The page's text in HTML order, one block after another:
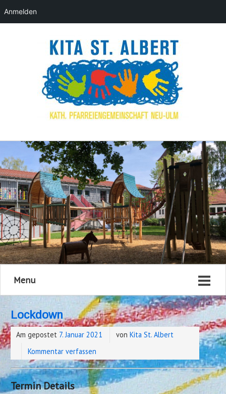
Menu
Lockdown
Am gepostet 7. Januar 2021 von Kita St. Albert
Kommentar verfassen
Termin Details
Anmelden